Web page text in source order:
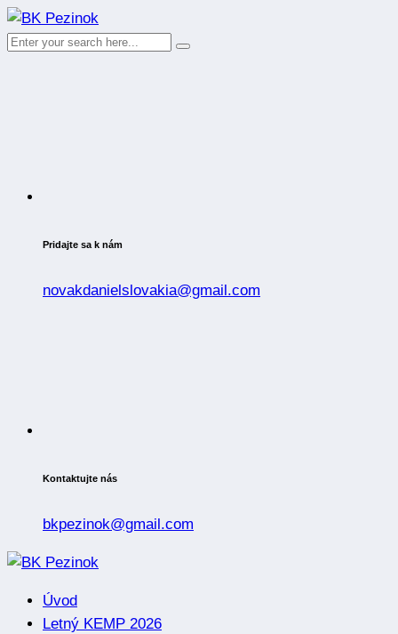
Pridajte sa k nám
novakdanielslovakia@gmail.com
Kontaktujte nás
bkpezinok@gmail.com
Úvod
Letný KEMP 2026